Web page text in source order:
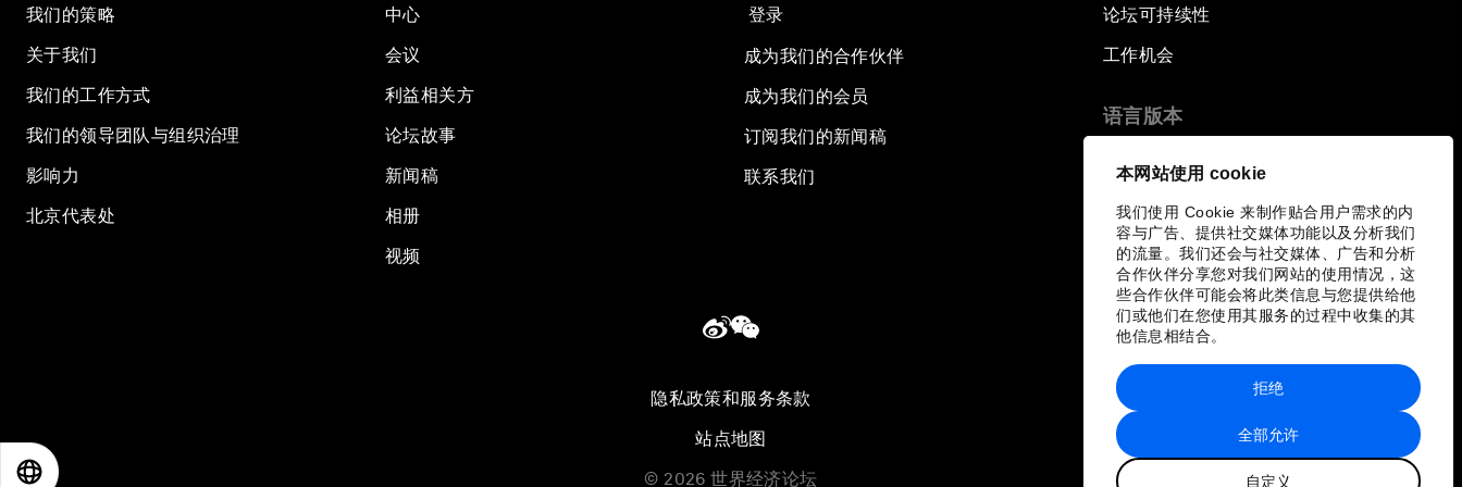
本网站使用 cookie
我们使用 Cookie 来制作贴合用户需求的内
容与广告、提供社交媒体功能以及分析我们
的流量。我们还会与社交媒体、广告和分析
合作伙伴分享您对我们网站的使用情况，这
些合作伙伴可能会将此类信息与您提供给他
们或他们在您使用其服务的过程中收集的其
他信息相结合。
全部允许
自定义
拒绝
我们的策略
关于我们
我们的工作方式
我们的领导团队与组织治理
影响力
北京代表处
中心
会议
利益相关方
论坛故事
新闻稿
相册
视频
登录
成为我们的合作伙伴
成为我们的会员
订阅我们的新闻稿
联系我们
论坛可持续性
工作机会
语言版本
隐私政策和服务条款
站点地图
© 2026 世界经济论坛